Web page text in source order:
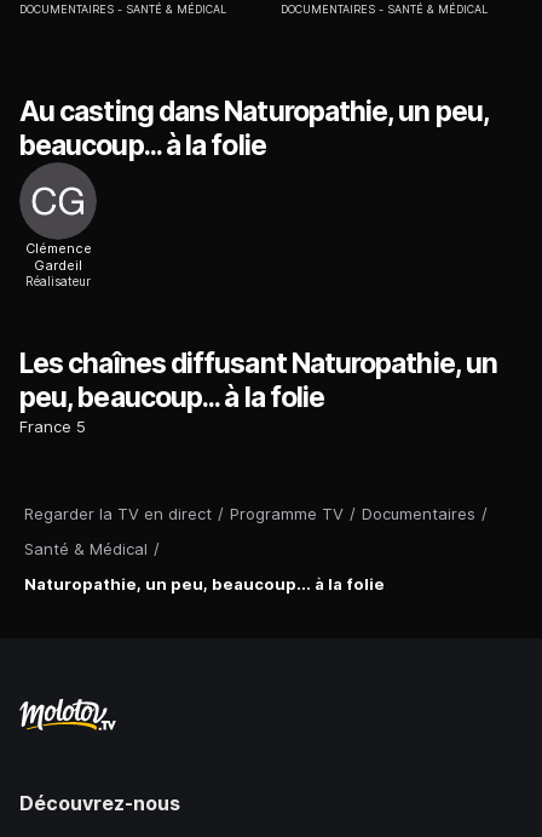
Regarder la TV en direct / Programme TV / Documentaires /
Santé & Médical /
Naturopathie, un peu, beaucoup... à la folie
DOCUMENTAIRES SANTÉ & MÉDICAL DOCUMENTAIRES SANTÉ & MÉDICAL
Au casting dans Naturopathie, un peu,
beaucoup... à la folie
Clémence
Gardeil
Réalisateur
Les chaînes diffusant Naturopathie, un
peu, beaucoup... à la folie
France 5
Découvrez-nous